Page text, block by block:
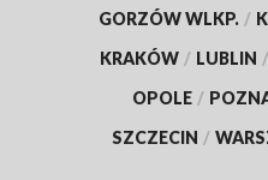
GORZÓW WLKP. /
KRAKÓW / LUBLIN /
OPOLE /
SZCZECIN /